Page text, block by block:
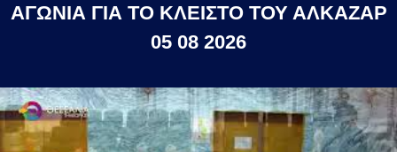
ΑΓΩΝΙΑ ΓΙΑ ΤΟ ΚΛΕΙΣΤΟ ΤΟΥ ΑΛΚΑΖΑΡ
05 08 2026